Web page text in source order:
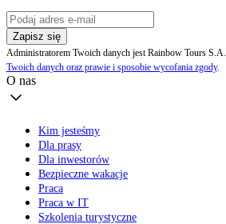
Zapisz się
Administratorem Twoich danych jest Rainbow Tours S.A.
Twoich danych oraz prawie i sposobie wycofania zgody.
O nas
Kim jesteśmy
Dla prasy
Dla inwestorów
Bezpieczne wakacje
Praca
Praca w IT
Szkolenia turystyczne